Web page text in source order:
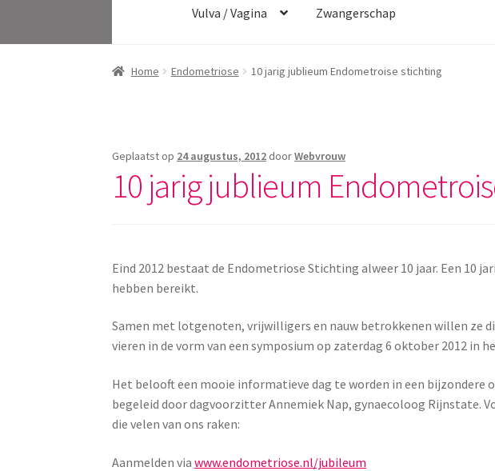
Vulva / Vagina Zwangerschap
Home Endometriose 10 jarig jublieum Endometroise stichting
Geplaatst op 24 augustus, 2012 doorWebvrouw
10 jarig jublieum
Eind 2012 bestaat de Endometriose Stichting alweer 10 jaar. Een 10
hebben bereikt.
Samen met lotgenoten, vrijwilligers en nauw betrokkenen willen ze
vieren in de vorm van een symposium op zaterdag 6 oktober 2012 in
Het belooft een mooie informatieve dag te worden in een bijzondere
begeleid door dagvoorzitter Annemiek Nap, gynaecoloog Rijnstate.
die velen van ons raken:
Aanmelden viawww.endometriose.nl/jubileum